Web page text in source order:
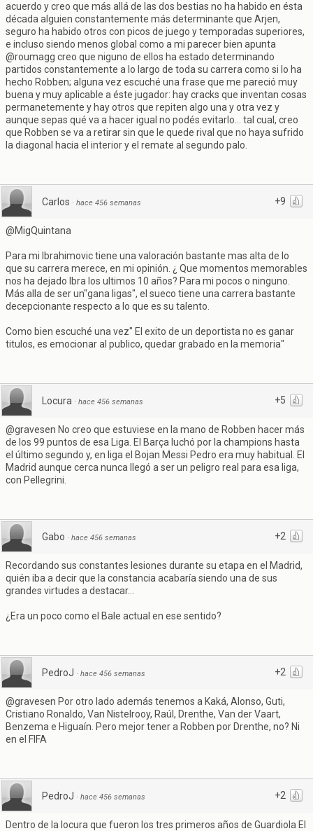
acuerdo y creo que más allá de las dos bestias no ha habido en ésta
década alguien constantemente más determinante que Arjen,
seguro ha habido otros con picos de juego y temporadas superiores,
e incluso siendo menos global como a mi parecer bien apunta
@roumagg creo que niguno de ellos ha estado determinando
partidos constantemente a lo largo de toda su carrera como si lo ha
hecho Robben; alguna vez escuché una frase que me pareció muy
buena y muy aplicable a éste jugador: hay cracks que inventan cosas
permanetemente y hay otros que repiten algo una y otra vez y
aunque sepas qué va a hacer igual no podés evitarlo... tal cual, creo
que Robben se va a retirar sin que le quede rival que no haya sufrido
la diagonal hacia el interior y el remate al segundo palo.
+9
Carlos · hace 456 semanas
@MigQuintana
Para mi Ibrahimovic tiene una valoración bastante mas alta de lo
que su carrera merece, en mi opinión. ¿ Que momentos memorables
nos ha dejado Ibra los ultimos 10 años? Para mi pocos o ninguno.
Más alla de ser un"gana ligas", el sueco tiene una carrera bastante
decepcionante respecto a lo que es su talento.
Como bien escuché una vez" El exito de un deportista no es ganar
titulos, es emocionar al publico, quedar grabado en la memoria"
+5
Locura · hace 456 semanas
@gravesen No creo que estuviese en la mano de Robben hacer más
de los 99 puntos de esa Liga. El Barça luchó por la champions hasta
el último segundo y, en liga el Bojan Messi Pedro era muy habitual. El
Madrid aunque cerca nunca llegó a ser un peligro real para esa liga,
con Pellegrini.
+2
Gabo · hace 456 semanas
Recordando sus constantes lesiones durante su etapa en el Madrid,
quién iba a decir que la constancia acabaría siendo una de sus
grandes virtudes a destacar...
¿Era un poco como el Bale actual en ese sentido?
+2
PedroJ · hace 456 semanas
@gravesen Por otro lado además tenemos a Kaká, Alonso, Guti,
Cristiano Ronaldo, Van Nistelrooy, Raúl, Drenthe, Van der Vaart,
Benzema e Higuaín. Pero mejor tener a Robben por Drenthe, no? Ni
en el FIFA
+2
PedroJ · hace 456 semanas
Dentro de la locura que fueron los tres primeros años de Guardiola El